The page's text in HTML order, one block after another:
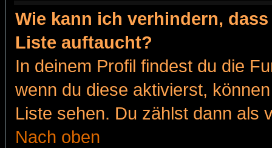
Wie kann ich verhindern,
Liste auftaucht?
In deinem Profil findest du die
wenn du diese aktivierst,
Liste sehen. Du zählst dann als
Nach oben